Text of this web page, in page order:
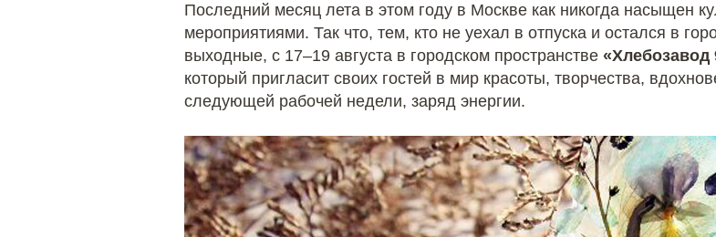
Последний месяц лета в этом году в Москве как никогда насыщен
мероприятиями. Так что, тем, кто не уехал в отпуска и остался в
выходные, с 17–19 августа в городском пространстве «Хлебозавод
который пригласит своих гостей в мир красоты, творчества,
следующей рабочей недели, заряд энергии.